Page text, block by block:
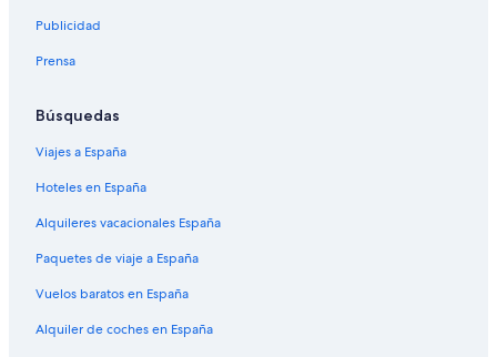
Publicidad
Prensa
Búsquedas
Viajes a España
Hoteles en España
Alquileres vacacionales España
Paquetes de viaje a España
Vuelos baratos en España
Alquiler de coches en España